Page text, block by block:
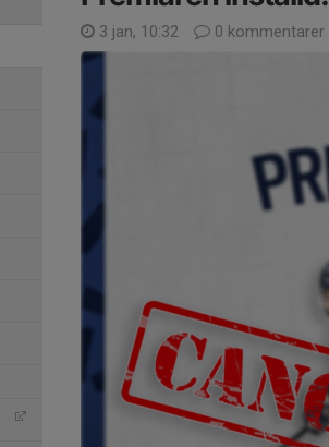
3 jan, 10:32 0 kommentarer